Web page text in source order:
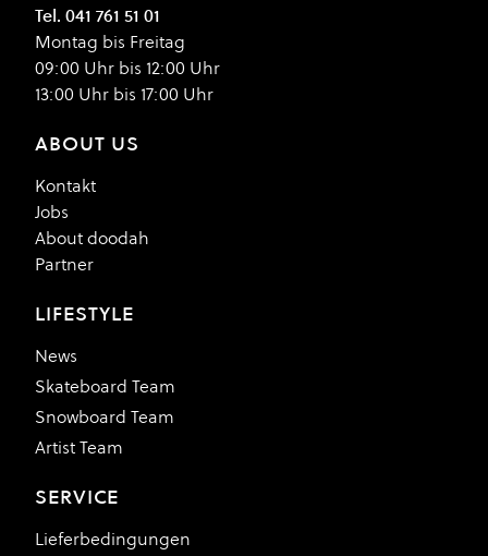
Tel. 041 761 51 01
Montag bis Freitag
09:00 Uhr bis 12:00 Uhr
13:00 Uhr bis 17:00 Uhr
ABOUT US
Kontakt
Jobs
About doodah
Partner
LIFESTYLE
News
Skateboard Team
Snowboard Team
Artist Team
SERVICE
Lieferbedingungen